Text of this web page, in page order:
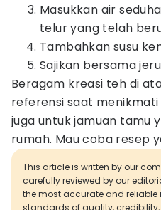
Masukkan air
telur yang telah
Tambahkan susu
Sajikan bersama
Beragam kreasi teh di
referensi saat
juga untuk jamuan tamu
rumah. Mau coba resep
This article is written by our
carefully reviewed by our
the most accurate and reliable
standards of quality,